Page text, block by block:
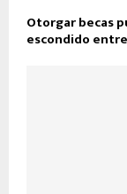
Otorgar becas
escondido